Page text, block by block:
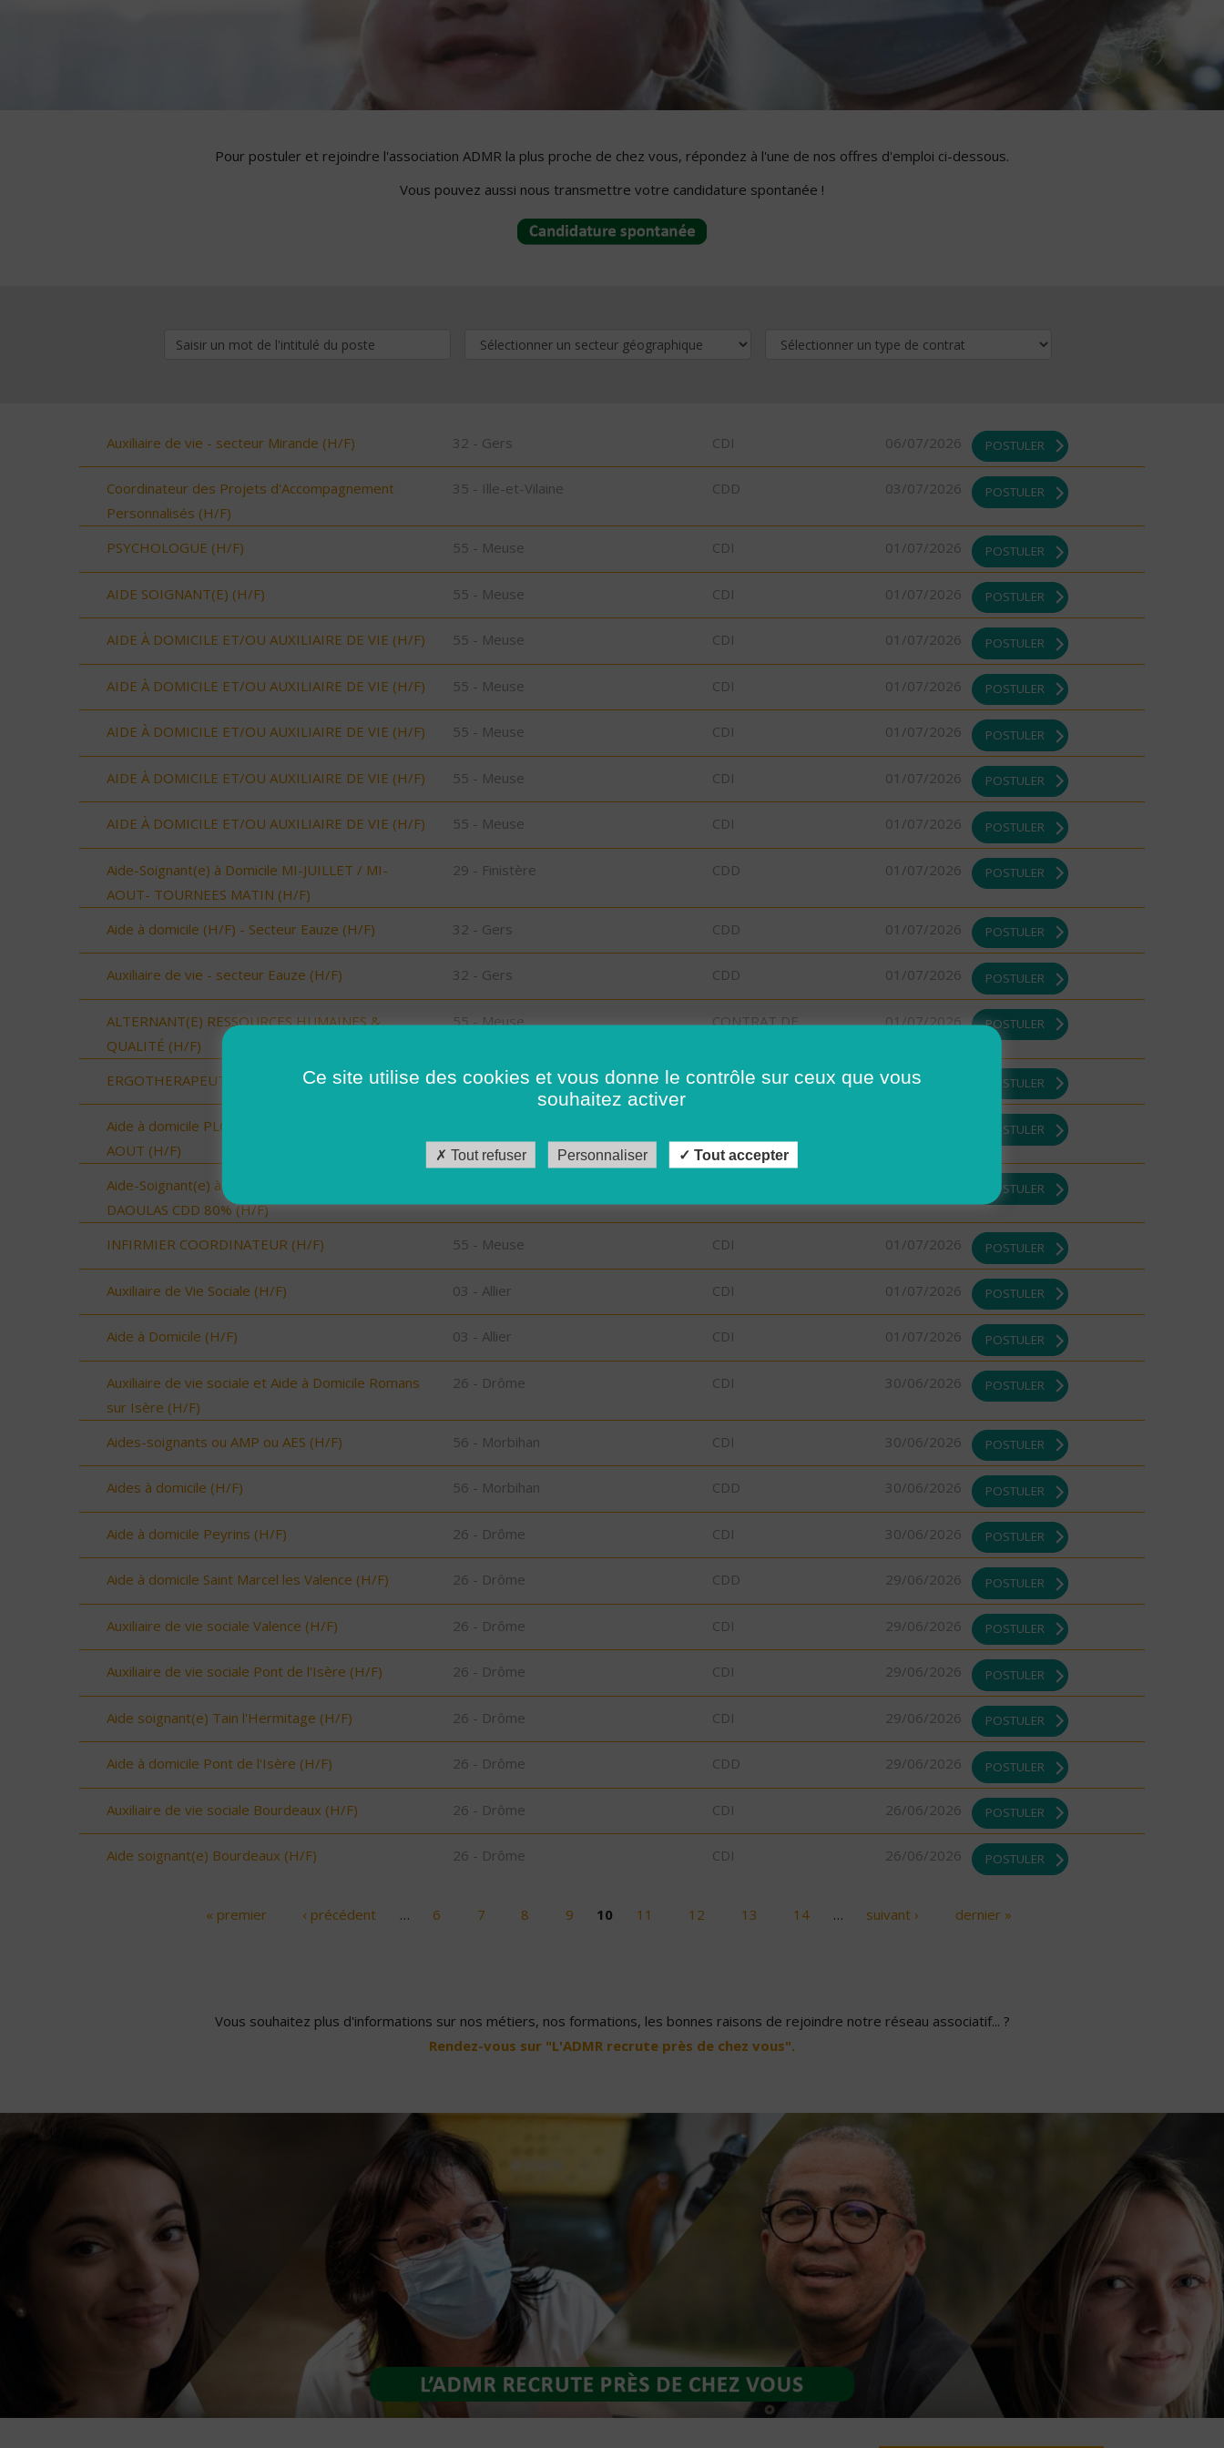
Pour postuler et rejoindre l'association ADMR la plus proche de chez vous, répondez à l'une de nos offres d'emploi ci-dessous.
Vous pouvez aussi nous transmettre votre candidature spontanée !
Auxiliaire de vie - secteur Mirande (H/F) 32 - Gers CDI 06/07/2026 POSTULER
Coordinateur des Projets d'Accompagnement
Personnalisés (H/F)
35 - Ille-et-Vilaine CDD 03/07/2026 POSTULER
PSYCHOLOGUE (H/F) 55 - Meuse CDI 01/07/2026 POSTULER
AIDE SOIGNANT(E) (H/F) 55 - Meuse CDI 01/07/2026 POSTULER
AIDE À DOMICILE ET/OU AUXILIAIRE DE VIE (H/F) 55 - Meuse CDI 01/07/2026 POSTULER
AIDE À DOMICILE ET/OU AUXILIAIRE DE VIE (H/F) 55 - Meuse CDI 01/07/2026 POSTULER
AIDE À DOMICILE ET/OU AUXILIAIRE DE VIE (H/F) 55 - Meuse CDI 01/07/2026 POSTULER
AIDE À DOMICILE ET/OU AUXILIAIRE DE VIE (H/F) 55 - Meuse CDI 01/07/2026 POSTULER
AIDE À DOMICILE ET/OU AUXILIAIRE DE VIE (H/F) 55 - Meuse CDI 01/07/2026 POSTULER
Aide-Soignant(e) à Domicile MI-JUILLET / MI-
AOUT- TOURNEES MATIN (H/F)
29 - Finistère CDD 01/07/2026 POSTULER
Aide à domicile (H/F) - Secteur Eauze (H/F) 32 - Gers CDD 01/07/2026 POSTULER
Auxiliaire de vie - secteur Eauze (H/F) 32 - Gers CDD 01/07/2026 POSTULER
ALTERNANT(E) RESSOURCES HUMAINES &
QUALITÉ (H/F)
55 - Meuse
CONTRAT DE
01/07/2026 POSTULER
ERGOTHERAPEUTE (H/F) 55 - Meuse CDI 01/07/2026 POSTULER
Aide à domicile PLOUGASTEL-DAOULAS- CDD
AOUT (H/F)
POSTULER
Aide-Soignant(e) à Domicile PLOUGASTEL-
DAOULAS CDD 80% (H/F)
POSTULER
INFIRMIER COORDINATEUR (H/F) 55 - Meuse CDI 01/07/2026 POSTULER
Auxiliaire de Vie Sociale (H/F) 03 - Allier CDI 01/07/2026 POSTULER
Aide à Domicile (H/F) 03 - Allier CDI 01/07/2026 POSTULER
Auxiliaire de vie sociale et Aide à Domicile Romans
sur Isère (H/F)
26 - Drôme CDI 30/06/2026 POSTULER
Aides-soignants ou AMP ou AES (H/F) 56 - Morbihan CDI 30/06/2026 POSTULER
Aides à domicile (H/F) 56 - Morbihan CDD 30/06/2026 POSTULER
Aide à domicile Peyrins (H/F) 26 - Drôme CDI 30/06/2026 POSTULER
Aide à domicile Saint Marcel les Valence (H/F) 26 - Drôme CDD 29/06/2026 POSTULER
Auxiliaire de vie sociale Valence (H/F) 26 - Drôme CDI 29/06/2026 POSTULER
Auxiliaire de vie sociale Pont de l'Isère (H/F) 26 - Drôme CDI 29/06/2026 POSTULER
Aide soignant(e) Tain l'Hermitage (H/F) 26 - Drôme CDI 29/06/2026 POSTULER
Aide à domicile Pont de l'Isère (H/F) 26 - Drôme CDD 29/06/2026 POSTULER
Auxiliaire de vie sociale Bourdeaux (H/F) 26 - Drôme CDI 26/06/2026 POSTULER
Aide soignant(e) Bourdeaux (H/F) 26 - Drôme CDI 26/06/2026 POSTULER
« premier ‹ précédent … 6 7 8 9 10 11 12 13 14 … suivant › dernier »
Vous souhaitez plus d'informations sur nos métiers, nos formations, les bonnes raisons de rejoindre notre réseau associatif... ?
Rendez-vous sur "L'ADMR recrute près de chez vous".
Ce site utilise des cookies et vous donne le contrôle sur ceux que vous
souhaitez activer
Tout refuser Personnaliser Tout accepter